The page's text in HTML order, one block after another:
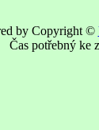
by Copyright ©
Čas potřebný ke